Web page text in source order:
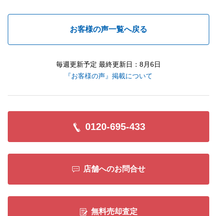
お客様の声一覧へ戻る
毎週更新予定 最終更新日：8月6日
『お客様の声』掲載について
0120-695-433
店舗へのお問合せ
無料売却査定